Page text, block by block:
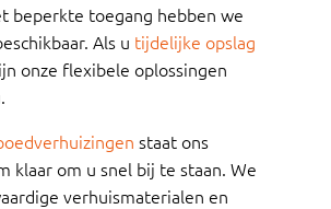
beperkte toegang hebben we
Als u tijdelijke opslag
onze flexibele oplossingen
staat ons
klaar om u snel bij te staan. We
verhuismaterialen en